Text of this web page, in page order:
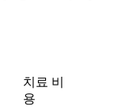
치료 비
용